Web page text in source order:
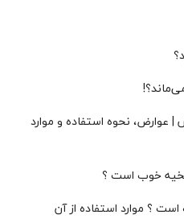
| عوارض، نحوه استفاده و موارد
بخیه خوب است ؟
؟ موارد استفاده از آن